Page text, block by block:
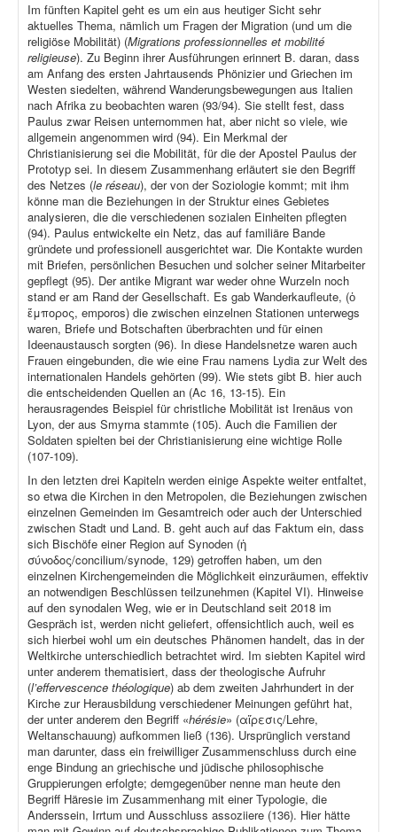
Im fünften Kapitel geht es um ein aus heutiger Sicht sehr
aktuelles Thema, nämlich um Fragen der Migration (und um die
religiöse Mobilität) (Migrations professionnelles et mobilité
religieuse). Zu Beginn ihrer Ausführungen erinnert B. daran, dass
am Anfang des ersten Jahrtausends Phönizier und Griechen im
Westen siedelten, während Wanderungsbewegungen aus Italien
nach Afrika zu beobachten waren (93/94). Sie stellt fest, dass
Paulus zwar Reisen unternommen hat, aber nicht so viele, wie
allgemein angenommen wird (94). Ein Merkmal der
Christianisierung sei die Mobilität, für die der Apostel Paulus der
Prototyp sei. In diesem Zusammenhang erläutert sie den Begriff
des Netzes (le réseau), der von der Soziologie kommt; mit ihm
könne man die Beziehungen in der Struktur eines Gebietes
analysieren, die die verschiedenen sozialen Einheiten pflegten
(94). Paulus entwickelte ein Netz, das auf familiäre Bande
gründete und professionell ausgerichtet war. Die Kontakte wurden
mit Briefen, persönlichen Besuchen und solcher seiner Mitarbeiter
gepflegt (95). Der antike Migrant war weder ohne Wurzeln noch
stand er am Rand der Gesellschaft. Es gab Wanderkaufleute, (ὁ
ἔμπορος, emporos) die zwischen einzelnen Stationen unterwegs
waren, Briefe und Botschaften überbrachten und für einen
Ideenaustausch sorgten (96). In diese Handelsnetze waren auch
Frauen eingebunden, die wie eine Frau namens Lydia zur Welt des
internationalen Handels gehörten (99). Wie stets gibt B. hier auch
die entscheidenden Quellen an (Ac 16, 13-15). Ein
herausragendes Beispiel für christliche Mobilität ist Irenäus von
Lyon, der aus Smyrna stammte (105). Auch die Familien der
Soldaten spielten bei der Christianisierung eine wichtige Rolle
(107-109).
In den letzten drei Kapiteln werden einige Aspekte weiter entfaltet,
so etwa die Kirchen in den Metropolen, die Beziehungen zwischen
einzelnen Gemeinden im Gesamtreich oder auch der Unterschied
zwischen Stadt und Land. B. geht auch auf das Faktum ein, dass
sich Bischöfe einer Region auf Synoden (ἡ
σύνοδος/concilium/synode, 129) getroffen haben, um den
einzelnen Kirchengemeinden die Möglichkeit einzuräumen, effektiv
an notwendigen Beschlüssen teilzunehmen (Kapitel VI). Hinweise
auf den synodalen Weg, wie er in Deutschland seit 2018 im
Gespräch ist, werden nicht geliefert, offensichtlich auch, weil es
sich hierbei wohl um ein deutsches Phänomen handelt, das in der
Weltkirche unterschiedlich betrachtet wird. Im siebten Kapitel wird
unter anderem thematisiert, dass der theologische Aufruhr
(l’effervescence théologique) ab dem zweiten Jahrhundert in der
Kirche zur Herausbildung verschiedener Meinungen geführt hat,
der unter anderem den Begriff «hérésie» (αἵρεσις/Lehre,
Weltanschauung) aufkommen ließ (136). Ursprünglich verstand
man darunter, dass ein freiwilliger Zusammenschluss durch eine
enge Bindung an griechische und jüdische philosophische
Gruppierungen erfolgte; demgegenüber nenne man heute den
Begriff Häresie im Zusammenhang mit einer Typologie, die
Anderssein, Irrtum und Ausschluss assoziiere (136). Hier hätte